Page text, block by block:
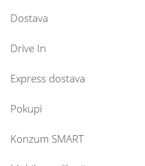
Dostava
Drive In
Express dostava
Pokupi
Konzum SMART